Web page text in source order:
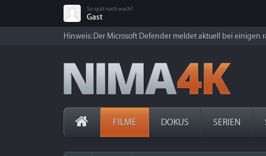
So spät noch wach?
Gast
Hinweis: Der Microsoft Defender meldet aktuell bei einigen
FILME DOKUS SERIEN